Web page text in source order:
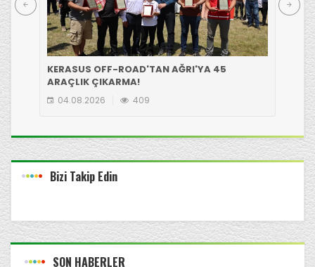
KERASUS OFF-ROAD'TAN AĞRI'YA 45
ARAÇLIK ÇIKARMA!
04.08.2026 409
Bizi Takip Edin
SON HABERLER